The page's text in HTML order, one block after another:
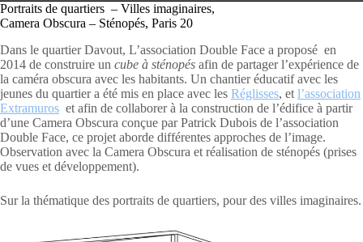
Portraits de quartiers – Villes imaginaires,
Camera Obscura – Sténopés, Paris 20
Dans le quartier Davout, L’association Double Face a proposé en
2014 de construire un cube à sténopés afin de partager l’expérience de
la caméra obscura avec les habitants. Un chantier éducatif avec les
jeunes du quartier a été mis en place avec les Réglisses, et l’association
Extramuros et afin de collaborer à la construction de l’édifice à partir
d’une Camera Obscura conçue par Patrick Dubois de l’association
Double Face, ce projet aborde différentes approches de l’image.
Observation avec la Camera Obscura et réalisation de sténopés (prises
de vues et développement).
Sur la thématique des portraits de quartiers, pour des villes imaginaires.